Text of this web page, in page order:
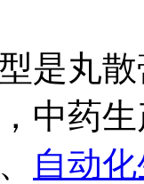
丸散
中药
自动